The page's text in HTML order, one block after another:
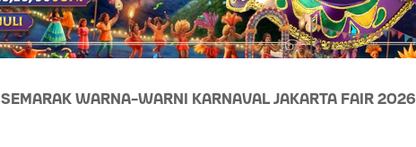
SEMARAK WARNA-WARNI KARNAVAL JAKARTA FAIR 2026